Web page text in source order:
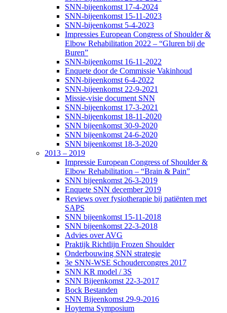
SNN-bijeenkomst 17-4-2024
SNN-bijeenkomst 15-11-2023
SNN-bijeenkomst 5-4-2023
Impressies European Congress of Shoulder &
Elbow Rehabilitation 2022 – “Gluren bij de
Buren”
SNN-bijeenkomst 16-11-2022
Enquete door de Commissie Vakinhoud
SNN-bijeenkomst 6-4-2022
SNN-bijeenkomst 22-9-2021
Missie-visie document SNN
SNN-bijeenkomst 17-3-2021
SNN-bijeenkomst 18-11-2020
SNN bijeenkomst 30-9-2020
SNN bijeenkomst 24-6-2020
SNN bijeenkomst 18-3-2020
2013 – 2019
Impressie European Congress of Shoulder &
Elbow Rehabilitation – “Brain & Pain”
SNN bijeenkomst 26-3-2019
Enquete SNN december 2019
Reviews over fysiotherapie bij patiënten met
SAPS
SNN bijeenkomst 15-11-2018
SNN bijeenkomst 22-3-2018
Advies over AVG
Praktijk Richtlijn Frozen Shoulder
Onderbouwing SNN strategie
3e SNN-WSE Schoudercongres 2017
SNN KR model / 3S
SNN Bijeenkomst 22-3-2017
Bock Bestanden
SNN Bijeenkomst 29-9-2016
Hoytema Symposium